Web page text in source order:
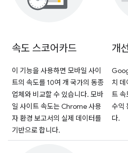
속도 스코어카드
이 기능을 사용하면 모바일 사이
트의 속도를 10여 개 국가의 동종
업체와 비교할 수 있습니다. 모바
일 사이트 속도는 Chrome 사용
자 환경 보고서의 실제 데이터를
기반으로 합니다.
개
치
트 속
수익
다.